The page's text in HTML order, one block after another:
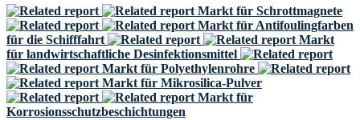
Markt für Schrottmagnete
Markt für Antifoulingfarben
für die Schifffahrt
Markt
für landwirtschaftliche Desinfektionsmittel
Markt für Polyethylenrohre
Markt für Mikrosilica-Pulver
Markt für
Korrosionsschutzbeschichtungen